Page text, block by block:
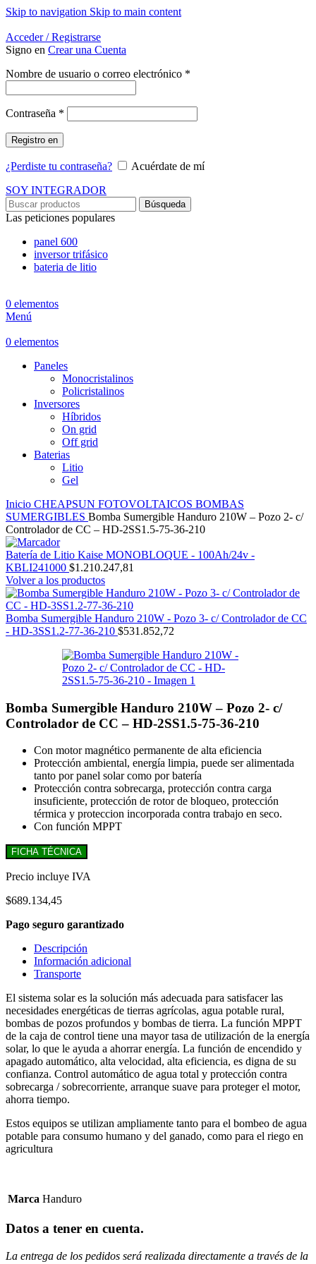
Skip to navigation Skip to main content
Acceder / Registrarse
Signo en Crear una Cuenta
Nombre de usuario o correo electrónico *
Contraseña *
Registro en
¿Perdiste tu contraseña?
Acuérdate de mí
SOY INTEGRADOR
Búsqueda
Las peticiones populares
panel 600
inversor trifásico
bateria de litio
0 elementos
Menú
0 elementos
Paneles
Monocristalinos
Policristalinos
Inversores
Híbridos
On grid
Off grid
Baterias
Litio
Gel
Inicio CHEAPSUN FOTOVOLTAICOS BOMBAS
SUMERGIBLES Bomba Sumergible Handuro 210W – Pozo 2- c/
Controlador de CC – HD-2SS1.5-75-36-210
Batería de Litio Kaise MONOBLOQUE - 100Ah/24v -
KBLI241000 $1.210.247,81
Volver a los productos
Bomba Sumergible Handuro 210W - Pozo 3- c/ Controlador de CC
- HD-3SS1.2-77-36-210 $531.852,72
Bomba Sumergible Handuro 210W – Pozo 2- c/
Controlador de CC – HD-2SS1.5-75-36-210
Con motor magnético permanente de alta eficiencia
Protección ambiental, energía limpia, puede ser alimentada
tanto por panel solar como por batería
Protección contra sobrecarga, protección contra carga
insuficiente, protección de rotor de bloqueo, protección
térmica y proteccion incorporada contra trabajo en seco.
Con función MPPT
FICHA TÉCNICA
Precio incluye IVA
$689.134,45
Pago seguro garantizado
Descripción
Información adicional
Transporte
El sistema solar es la solución más adecuada para satisfacer las
necesidades energéticas de tierras agrícolas, agua potable rural,
bombas de pozos profundos y bombas de tierra. La función MPPT
de la caja de control tiene una mayor tasa de utilización de la energía
solar, lo que le ayuda a ahorrar energía. La función de encendido y
apagado automático, alta velocidad, alta eficiencia, es digna de su
confianza. Control automático de agua total y protección contra
sobrecarga / sobrecorriente, arranque suave para proteger el motor,
ahorra tiempo.
Estos equipos se utilizan ampliamente tanto para el bombeo de agua
potable para consumo humano y del ganado, como para el riego en
agricultura
Marca Handuro
Datos a tener en cuenta.
La entrega de los pedidos será realizada directamente a través de la